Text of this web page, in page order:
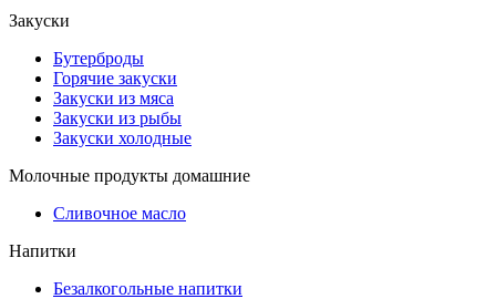
Закуски
Бутерброды
Горячие закуски
Закуски из мяса
Закуски из рыбы
Закуски холодные
Молочные продукты домашние
Сливочное масло
Напитки
Безалкогольные напитки